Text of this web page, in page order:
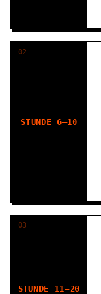
02
STUNDE 6–10
03
STUNDE 11–20